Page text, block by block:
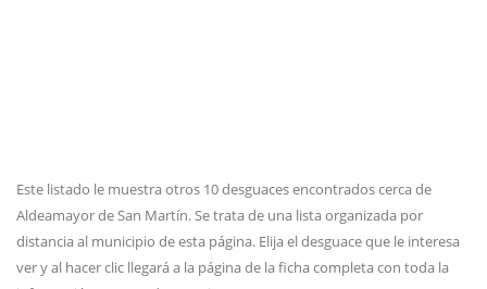
Este listado le muestra otros 10 desguaces encontrados cerca de
Aldeamayor de San Martín. Se trata de una lista organizada por
distancia al municipio de esta página. Elija el desguace que le interesa
ver y al hacer clic llegará a la página de la ficha completa con toda la